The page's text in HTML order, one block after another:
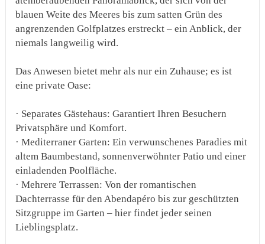
blauen Weite des Meeres bis zum satten Grün des
angrenzenden Golfplatzes erstreckt – ein Anblick, der
niemals langweilig wird.
Das Anwesen bietet mehr als nur ein Zuhause; es ist
eine private Oase:
· Separates Gästehaus: Garantiert Ihren Besuchern
Privatsphäre und Komfort.
· Mediterraner Garten: Ein verwunschenes Paradies mit
altem Baumbestand, sonnenverwöhnter Patio und einer
einladenden Poolfläche.
· Mehrere Terrassen: Von der romantischen
Dachterrasse für den Abendapéro bis zur geschützten
Sitzgruppe im Garten – hier findet jeder seinen
Lieblingsplatz.